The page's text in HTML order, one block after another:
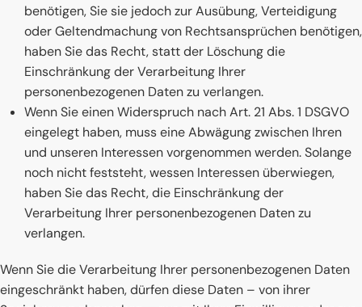
benötigen, Sie sie jedoch zur Ausübung, Verteidigung
oder Geltendmachung von Rechtsansprüchen benötigen,
haben Sie das Recht, statt der Löschung die
Einschränkung der Verarbeitung Ihrer
personenbezogenen Daten zu verlangen.
Wenn Sie einen Widerspruch nach Art. 21 Abs. 1 DSGVO
eingelegt haben, muss eine Abwägung zwischen Ihren
und unseren Interessen vorgenommen werden. Solange
noch nicht feststeht, wessen Interessen überwiegen,
haben Sie das Recht, die Einschränkung der
Verarbeitung Ihrer personenbezogenen Daten zu
verlangen.
Wenn Sie die Verarbeitung Ihrer personenbezogenen Daten
eingeschränkt haben, dürfen diese Daten – von ihrer